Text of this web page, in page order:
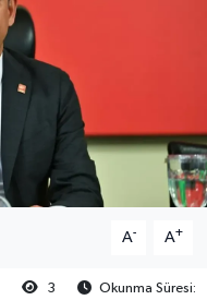
A- A+
3
Okunma Süresi: